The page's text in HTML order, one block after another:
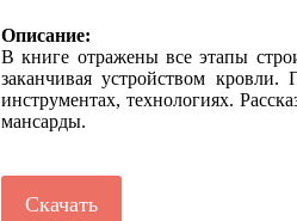
Описание:
В книге отражены все этапы
заканчивая устройством кровли.
инструментах, технологиях.
мансарды.
Скачать